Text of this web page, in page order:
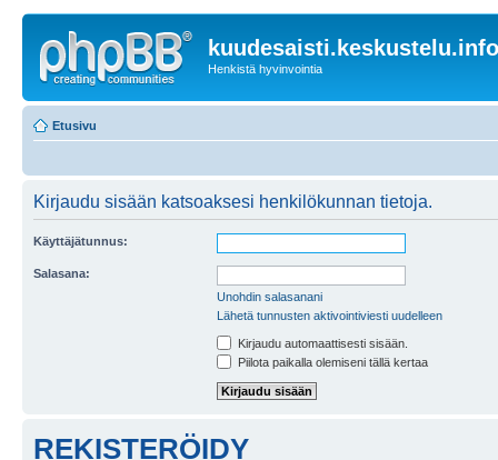
kuudesaisti.keskustelu.info
Henkistä hyvinvointia
Etusivu
Kirjaudu sisään katsoaksesi henkilökunnan tietoja.
Käyttäjätunnus:
Salasana:
Unohdin salasanani
Lähetä tunnusten aktivointiviesti uudelleen
Kirjaudu automaattisesti sisään.
Piilota paikalla olemiseni tällä kertaa
REKISTERÖIDY